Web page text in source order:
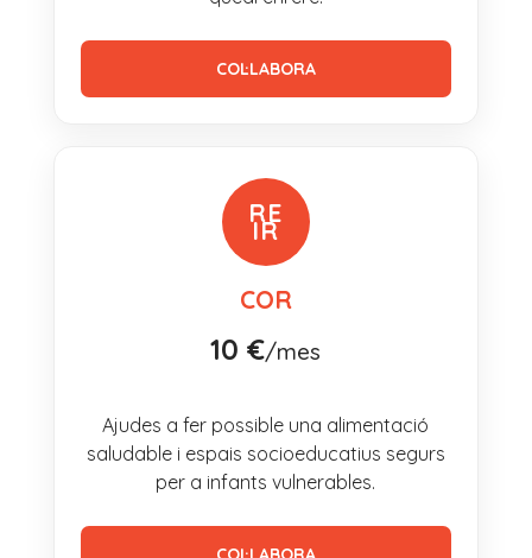
COL·LABORA
RE
IR
COR
10 €/mes
Ajudes a fer possible una alimentació
saludable i espais socioeducatius segurs
per a infants vulnerables.